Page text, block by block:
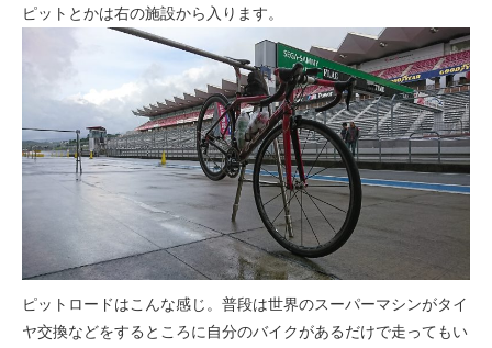
ピットとかは右の施設から入ります。
ピットロードはこんな感じ。普段は世界のスーパーマシンがタイ
ヤ交換などをするところに自分のバイクがあるだけで走ってもい